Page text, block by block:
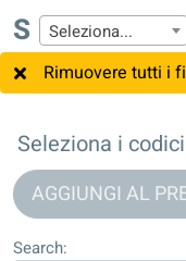
S Seleziona...
Rimuovere tutti i
Seleziona i
AGGIUNGI AL
Search: